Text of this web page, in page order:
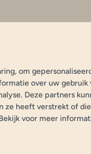
om
over uw gebruik
Deze partners
ze heeft verstrekt of
voor meer